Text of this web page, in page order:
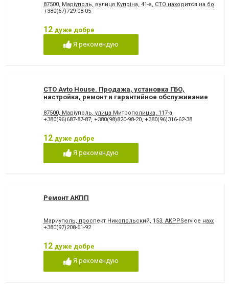
87500, Маріуполь, вулиця Купріна, 41-а, СТО находится на
+380(67)729-08-05
12 дуже добре
Я рекомендую
СТО Avto House. Продажа, установка ГБО,
настройка, ремонт и гарантийное обслуживание
87500, Маріуполь, улица Митрополицка, 117-а
+380(96)687-87-87, +380(98)820-98-20, +380(96)316-62-38
12 дуже добре
Я рекомендую
Ремонт АКПП
Мариуполь, проспект Никопольский, 153, AKPPService
+380(97)208-61-92
12 дуже добре
Я рекомендую